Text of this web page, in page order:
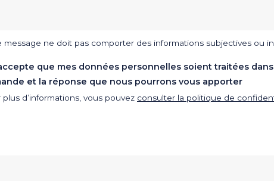
message ne doit pas comporter des informations subjectives ou
que mes données personnelles soient traitées
et la réponse que nous pourrons vous apporter
plus d’informations, vous pouvez consulter la politique de